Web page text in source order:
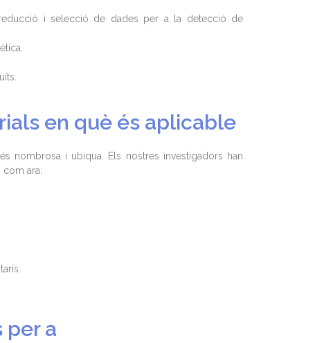
i selecció de dades per a la detecció de
en què és aplicable
nombrosa i ubiqua. Els nostres investigadors han
ara:
per a